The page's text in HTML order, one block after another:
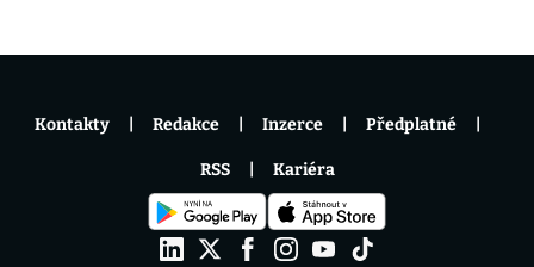
Kontakty Redakce Inzerce Předplatné
RSS Kariéra